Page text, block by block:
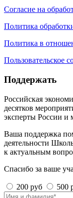
Согласие на
Политика
Политика в
Пользовательское
Поддержать
Российская
десятков
эксперты России и
Ваша поддержка
деятельности
к актуальным
Спасибо за ваше
200 руб 500